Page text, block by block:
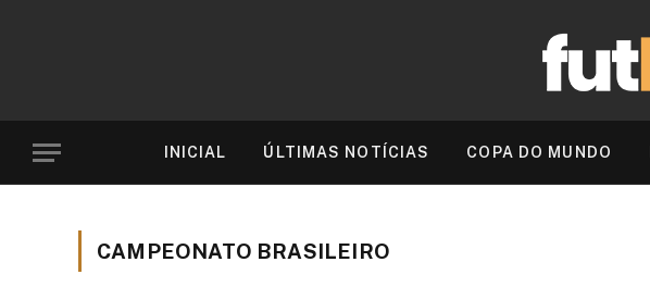
INICIAL ÚLTIMAS NOTÍCIAS COPA DO MUNDO
CAMPEONATO BRASILEIRO